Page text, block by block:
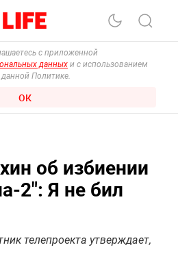
с приложенной
данных и с использованием
Политике.
ОК
об избиении
2": Я не бил
телепроекта утверждает,